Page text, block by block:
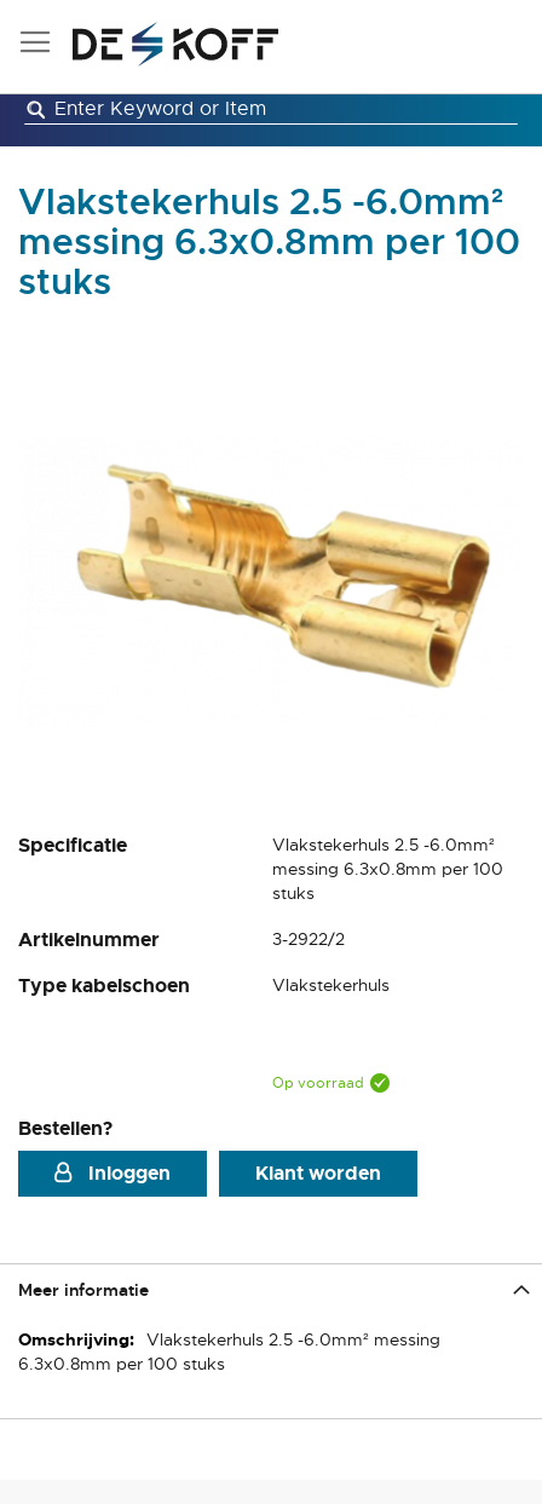
Ga
inhoud
Vlakstekerhuls 2.5 -6.0mm²
messing 6.3x0.8mm per 100
stuks
Specificatie
Vlakstekerhuls 2.5 -6.0mm²
messing 6.3x0.8mm per 100
stuks
Artikelnummer 3-2922/2
Type kabelschoen Vlakstekerhuls
Op voorraad
Bestellen?
Inloggen
Klant worden
afbeeldingen-
Ga
van
afbeeldingen-
Meer informatie
Meer
informatie
Vlakstekerhuls 2.5 -6.0mm² messing
6.3x0.8mm per 100 stuks